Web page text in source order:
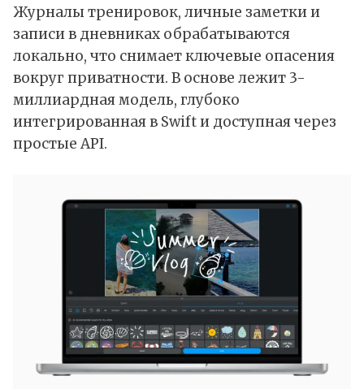
Журналы тренировок, личные заметки и
записи в дневниках обрабатываются
локально, что снимает ключевые опасения
вокруг приватности. В основе лежит 3-
миллиардная модель, глубоко
интегрированная в Swift и доступная через
простые API.